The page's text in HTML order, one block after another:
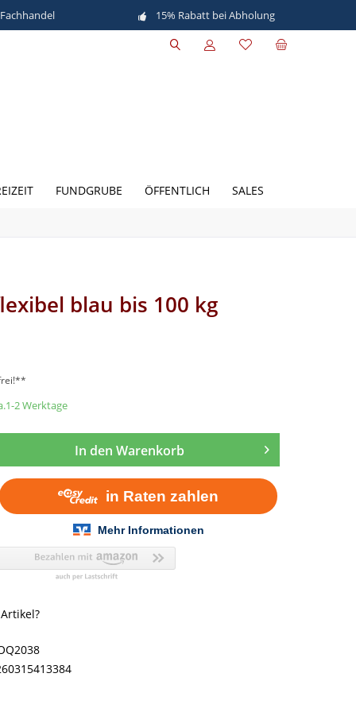
15% Rabatt bei Abholung
FUNDGRUBE ÖFFENTLICH SALES
blau bis 100 kg
2 Werktage
In den Warenkorb